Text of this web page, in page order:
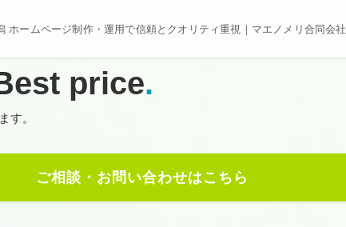
ームページ制作・運用で信頼とクオリティ重視｜マエノメリ合同会社
price.
す。
ご相談・お問い合わせはこちら